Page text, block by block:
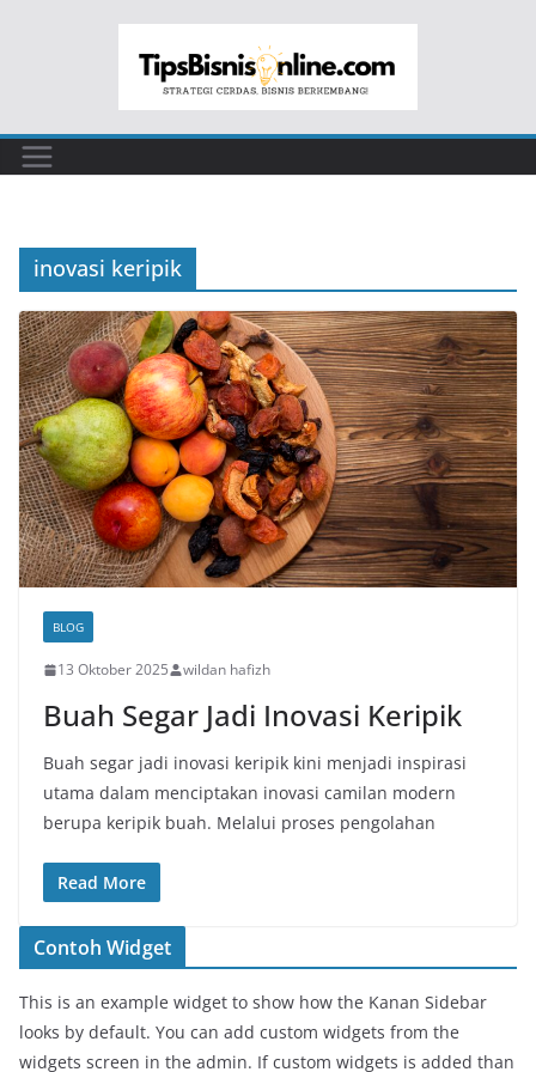
inovasi keripik
BLOG
13 Oktober 2025 wildan hafizh
Buah Segar Jadi Inovasi Keripik
Buah segar jadi inovasi keripik kini menjadi inspirasi
utama dalam menciptakan inovasi camilan modern
berupa keripik buah. Melalui proses pengolahan
Read More
Contoh Widget
This is an example widget to show how the Kanan Sidebar
looks by default. You can add custom widgets from the
widgets screen in the admin. If custom widgets is added than